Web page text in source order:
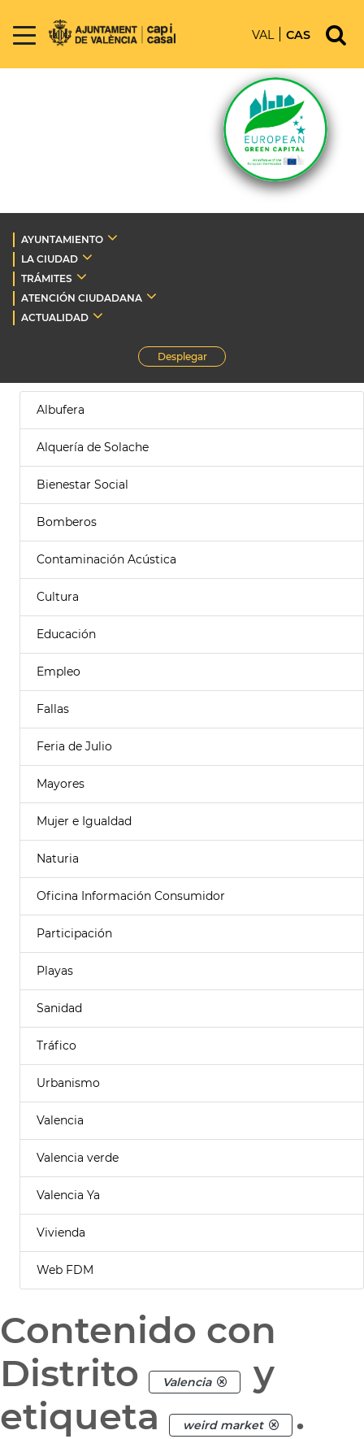
VAL CAS
AYUNTAMIENTO
LA CIUDAD
TRÁMITES
ATENCIÓN CIUDADANA
ACTUALIDAD
Desplegar
Albufera
Alquería de Solache
Bienestar Social
Bomberos
Contaminación Acústica
Cultura
Educación
Empleo
Fallas
Feria de Julio
Mayores
Mujer e Igualdad
Naturia
Oficina Información Consumidor
Participación
Playas
Sanidad
Tráfico
Urbanismo
Valencia
Valencia verde
Valencia Ya
Vivienda
Web FDM
Contenido con
Distrito
Valencia
y
etiqueta
weird market .